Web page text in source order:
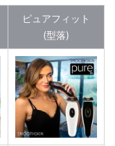
ピュアフィット
(型落)